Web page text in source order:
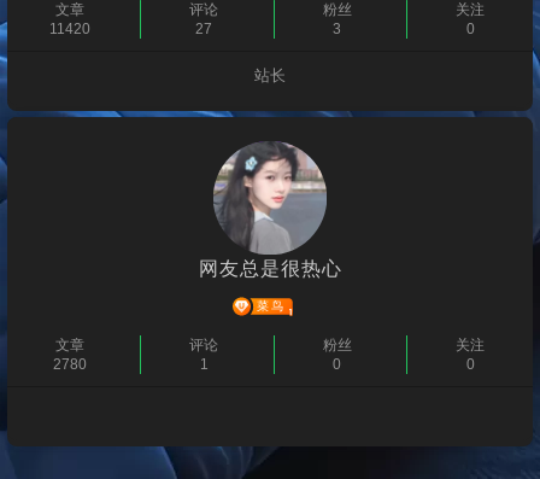
文章
11420
评论
27
粉丝
3
关注
0
站长
个人主页
网友总是很热心
文章
2780
评论
1
粉丝
0
关注
0